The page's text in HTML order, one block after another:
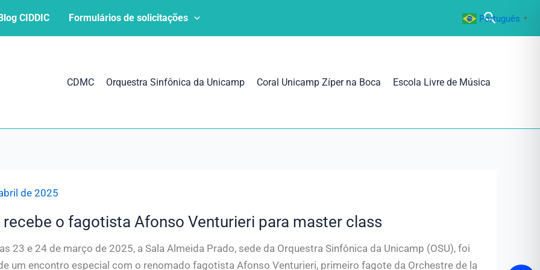
CIDDIC Formulários de solicitações
CDMC Orquestra Sinfônica da Unicamp Coral Unicamp Zíper na Boca Escola Livre de Música
de 2025
recebe o fagotista Afonso Venturieri para master class
23 e 24 de março de 2025, a Sala Almeida Prado, sede da Orquestra Sinfônica da Unicamp (OSU), foi
um encontro especial com o renomado fagotista Afonso Venturieri, primeiro fagote da Orchestre de la
Português ▼